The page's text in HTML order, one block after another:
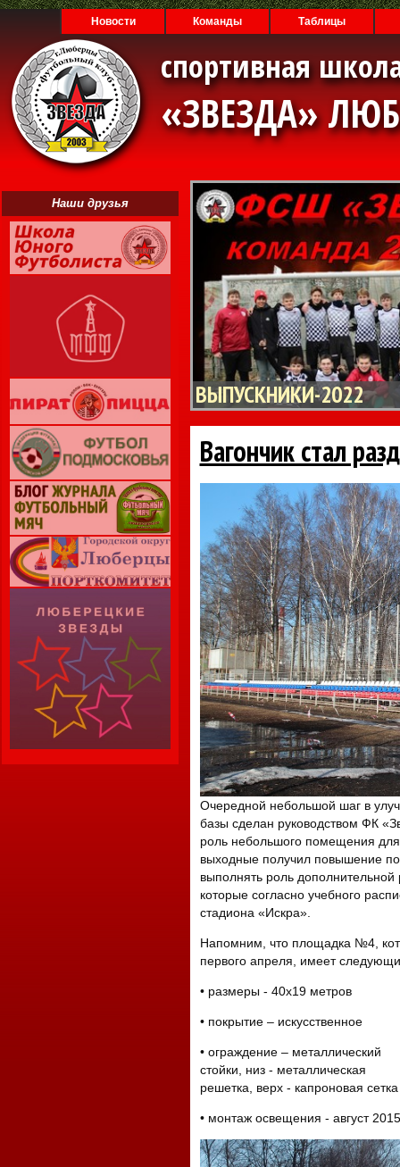
Новости Команды Таблицы
спортивная
«ЗВЕЗДА»
Наши друзья
ВЫПУСКНИКИ-2022
Вагончик стал
Очередной небольшой шаг в
базы сделан руководством ФК
роль небольшого помещения
выходные получил повышение
выполнять роль
которые согласно учебного
стадиона «Искра».
Напомним, что площадка №4,
первого апреля, имеет
• размеры - 40x19 метров
• покрытие – искусственное
• ограждение – металлический
стойки, низ - металлическая
решетка, верх - капроновая сетка
• монтаж освещения - август